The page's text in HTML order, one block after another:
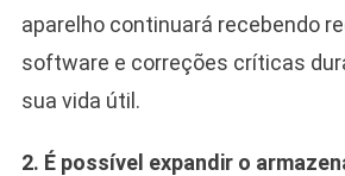
aparelho continuará recebendo
software e correções críticas
sua vida útil.
2. É possível expandir o